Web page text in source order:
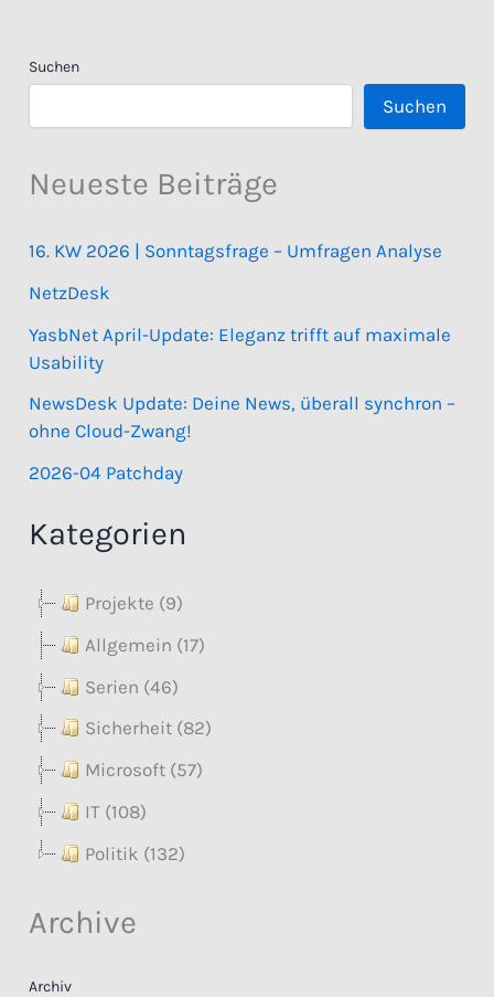
Suchen
Suchen
Neueste Beiträge
16. KW 2026 | Sonntagsfrage – Umfragen Analyse
NetzDesk
YasbNet April-Update: Eleganz trifft auf maximale
Usability
NewsDesk Update: Deine News, überall synchron –
ohne Cloud-Zwang!
2026-04 Patchday
Kategorien
Projekte (9)
Allgemein (17)
Serien (46)
Sicherheit (82)
Microsoft (57)
IT (108)
Politik (132)
Archive
Archiv